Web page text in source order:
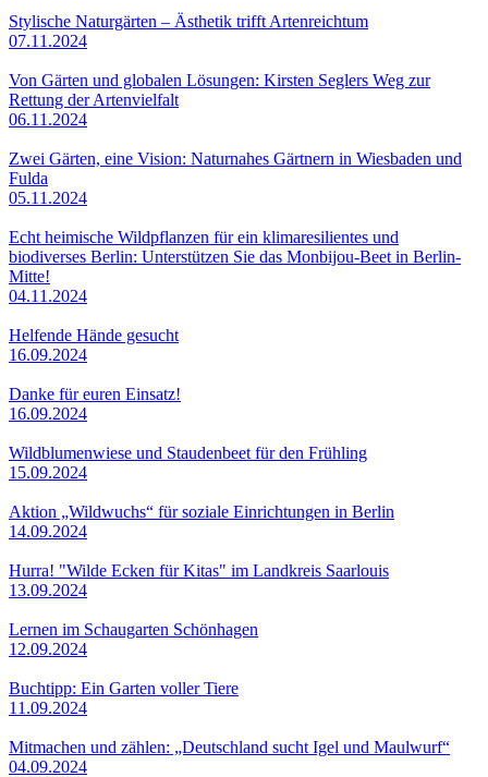
Stylische Naturgärten – Ästhetik trifft Artenreichtum
07.11.2024
Von Gärten und globalen Lösungen: Kirsten Seglers Weg zur
Rettung der Artenvielfalt
06.11.2024
Zwei Gärten, eine Vision: Naturnahes Gärtnern in Wiesbaden und
Fulda
05.11.2024
Echt heimische Wildpflanzen für ein klimaresilientes und
biodiverses Berlin: Unterstützen Sie das Monbijou-Beet in Berlin-
Mitte!
04.11.2024
Helfende Hände gesucht
16.09.2024
Danke für euren Einsatz!
16.09.2024
Wildblumenwiese und Staudenbeet für den Frühling
15.09.2024
Aktion „Wildwuchs“ für soziale Einrichtungen in Berlin
14.09.2024
Hurra! "Wilde Ecken für Kitas" im Landkreis Saarlouis
13.09.2024
Lernen im Schaugarten Schönhagen
12.09.2024
Buchtipp: Ein Garten voller Tiere
11.09.2024
Mitmachen und zählen: „Deutschland sucht Igel und Maulwurf“
04.09.2024